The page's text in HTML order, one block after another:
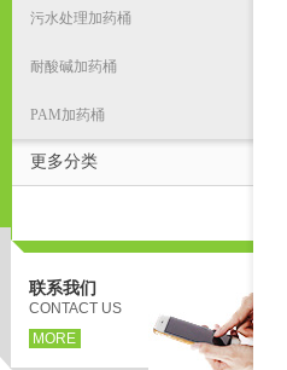
污水处理加药桶
耐酸碱加药桶
PAM加药桶
更多分类
联系我们
CONTACT US
MORE